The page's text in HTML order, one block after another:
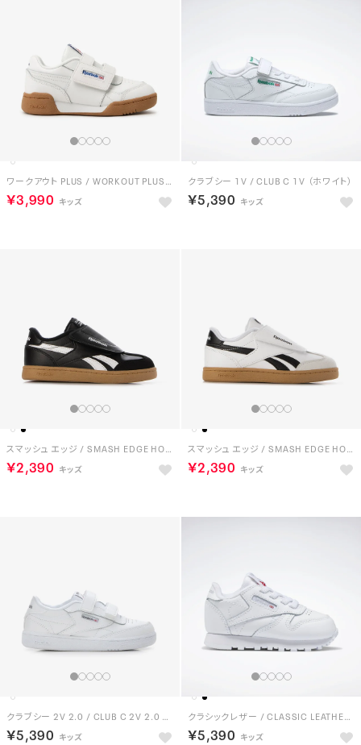
ワークアウト PLUS / WORKOUT PLUS （フットウェアホワイト）
￥3,990
クラブシー 1V / CLUB C 1V （ホワイト）
￥5,390
スマッシュ エッジ / SMASH EDGE HOOK & LOOP （ブラック）
￥2,390
スマッシュ エッジ / SMASH EDGE HOOK & LOOP （ホワイト）
￥2,390
クラブシー 2V 2.0 / CLUB C 2V 2.0 （ホワイト）
￥5,390
クラシックレザー / CLASSIC LEATHER （フットウェアホワイト）
￥5,390